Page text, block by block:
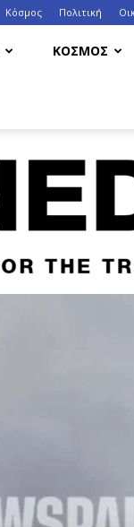
Κόσμος Πολιτική
ΚΟΣΜΟΣ